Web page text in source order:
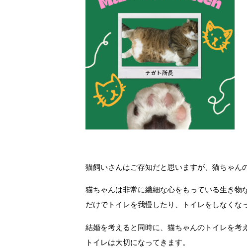
猫飼いさんはご存知だと思いますが、猫ちゃん
猫ちゃんは非常に繊細な心をもっている生き物
だけでトイレを我慢したり、トイレをしなくな
結婚を考えると同時に、猫ちゃんのトイレを
トイレは大切になってきます。